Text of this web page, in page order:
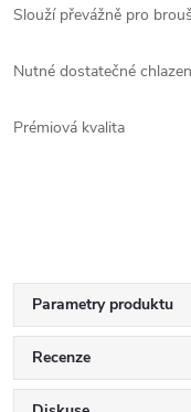
Slouží převážně pro
Nutné dostatečné
Prémiová kvalita
Parametry produktu
Recenze